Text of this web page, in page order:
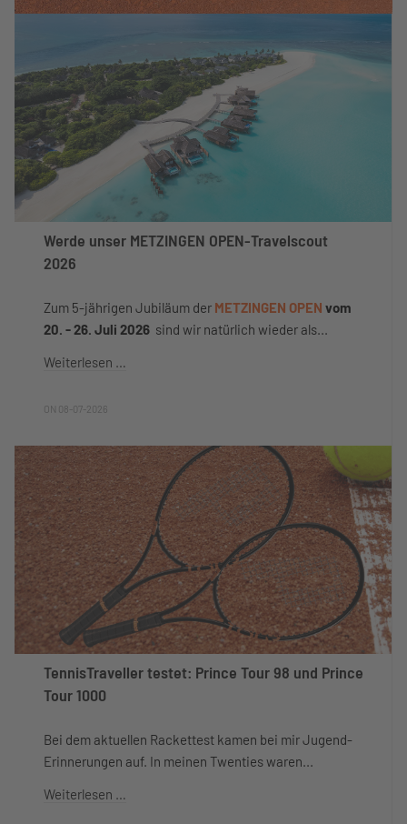
Werde unser METZINGEN OPEN-Travelscout
2026
ON 08-07-2026
Zum 5-jährigen Jubiläum der METZINGEN OPEN vom
20. - 26. Juli 2026 sind wir natürlich wieder als...
Weiterlesen …
TennisTraveller testet: Prince Tour 98 und Prince
Tour 1000
Bei dem aktuellen Rackettest kamen bei mir Jugend-
Erinnerungen auf. In meinen Twenties waren...
Weiterlesen …